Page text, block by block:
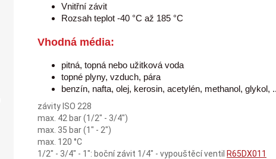
Vnitřní závit
Rozsah teplot -40 °C až 185 °C
Vhodná média:
pitná, topná nebo užitková voda
topné plyny, vzduch, pára
benzín, nafta, olej, kerosin, acetylén, methanol, glykol,
závity ISO 228
max. 42 bar (1/2" - 3/4")
max. 35 bar (1" - 2")
max. 120 °C
1/2" - 3/4" - 1": boční závit 1/4" - vypouštěcí ventil R65DX011